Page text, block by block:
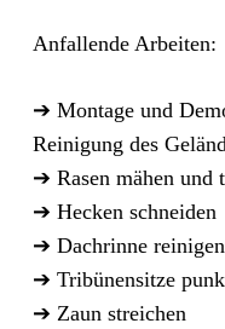
Anfallende Arbeiten:
➔ Montage und
Reinigung des
➔ Rasenmähen und
➔ Hecken schneiden
➔ Dachrinne reinigen
➔ Tribünensitze
➔ Zaun streichen